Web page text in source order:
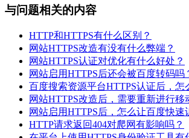
与问题相关的内容
HTTP和HTTPS有什么区别？
网站HTTPS改造有没有什么弊端？
网站HTTPS认证对优化有什么好处？
网站启用HTTPS后还会被百度转码吗
百度搜索资源平台HTTPS认证后，怎
网站HTTPS改造后，需要重新进行移
网站启用HTTPS后，怎么让百度快速
HTTP请求返回404对爬网有影响吗？